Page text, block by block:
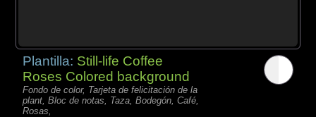
Plantilla: Still-life Coffee
Roses Colored background
Fondo de color, Tarjeta de felicitación de la
plant, Bloc de notas, Taza, Bodegón, Café,
Rosas,